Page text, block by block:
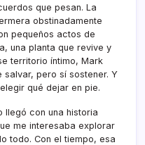
que pesan. La
obstinadamente
pequeños actos de
una planta que revive y
territorio íntimo, Mark
salvar, pero sí sostener. Y
qué dejar en pie.
llegó con una historia
me interesaba explorar
todo. Con el tiempo, esa